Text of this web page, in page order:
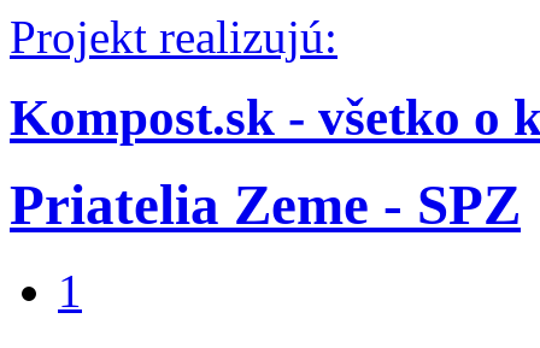
Projekt realizujú:
Kompost.sk - všetko o
Priatelia Zeme - SPZ
1